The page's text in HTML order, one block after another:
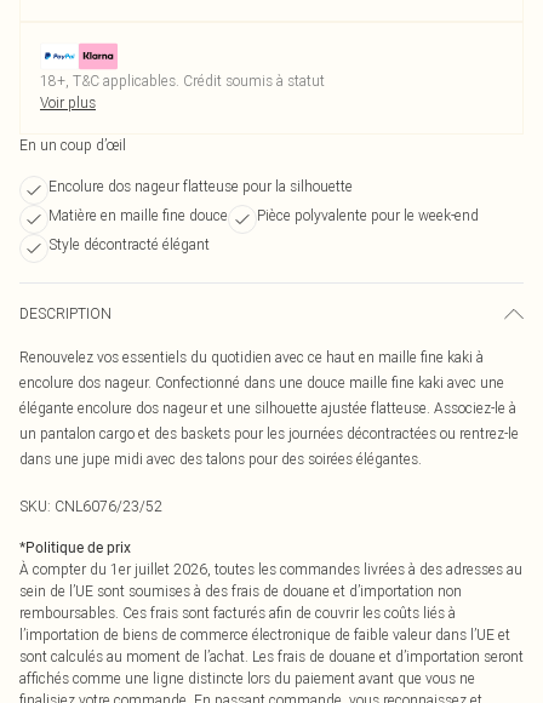
18+, T&C applicables. Crédit soumis à statut
Voir plus
En un coup d’œil
Encolure dos nageur flatteuse pour la silhouette
Matière en maille fine douce
Pièce polyvalente pour le week-end
Style décontracté élégant
DESCRIPTION
Renouvelez vos essentiels du quotidien avec ce haut en maille fine kaki à
encolure dos nageur. Confectionné dans une douce maille fine kaki avec une
élégante encolure dos nageur et une silhouette ajustée flatteuse. Associez-le à
un pantalon cargo et des baskets pour les journées décontractées ou rentrez-le
dans une jupe midi avec des talons pour des soirées élégantes.
SKU: CNL6076/23/52
*Politique de prix
À compter du 1er juillet 2026, toutes les commandes livrées à des adresses au
sein de l’UE sont soumises à des frais de douane et d’importation non
remboursables. Ces frais sont facturés afin de couvrir les coûts liés à
l’importation de biens de commerce électronique de faible valeur dans l’UE et
sont calculés au moment de l’achat. Les frais de douane et d’importation seront
affichés comme une ligne distincte lors du paiement avant que vous ne